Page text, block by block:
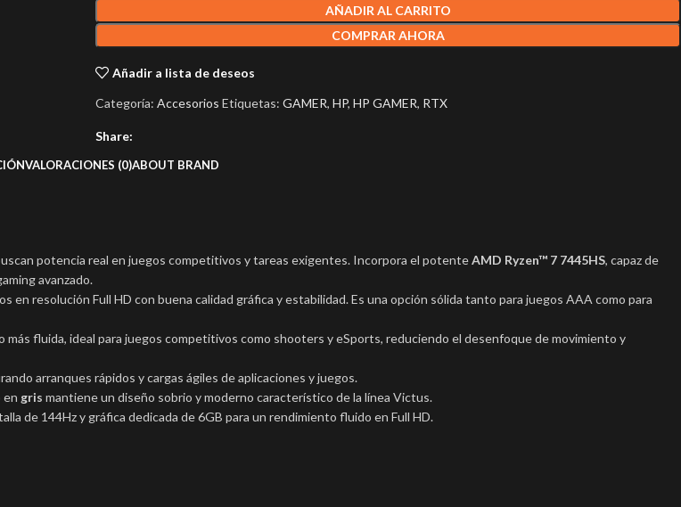
AÑADIR AL CARRITO
COMPRAR AHORA
Añadir a lista de deseos
Categoría: Accesorios Etiquetas: GAMER, HP, HP GAMER, RTX
Share:
VALORACIONES (0)ABOUT BRAND
potencia real en juegos competitivos y tareas exigentes. Incorpora el potenteAMD Ryzen™ 7 7445HS, capaz de
avanzado.
resolución Full HD con buena calidad gráfica y estabilidad. Es una opción sólida tanto para juegos AAA como para
más fluida, ideal para juegos competitivos como shooters y eSports, reduciendo el desenfoque de movimiento y
arranques rápidos y cargas ágiles de aplicaciones y juegos.
en gris mantiene un diseño sobrio y moderno característico de la línea Victus.
de 144Hz y gráfica dedicada de 6GB para un rendimiento fluido en Full HD.